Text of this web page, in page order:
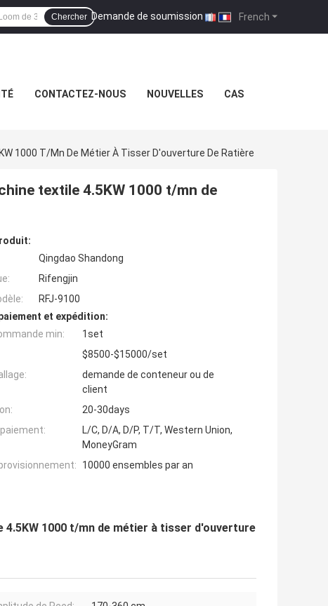
French
Demande de soumission |
Chercher
CONTACTEZ-NOUS NOUVELLES CAS
1000 T/mn De Métier À Tisser D'ouverture De Ratière
textile 4.5KW 1000 t/mn de
Qingdao Shandong
Rifengjin
RFJ-9100
et expédition:
min:
1set
$8500-$15000/set
demande de conteneur ou de
client
20-30days
L/C, D/A, D/P, T/T, Western Union,
MoneyGram
10000 ensembles par an
1000 t/mn de métier à tisser d'ouverture